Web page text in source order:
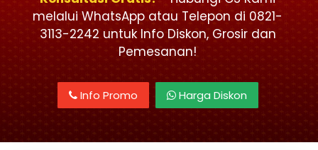
melalui WhatsApp atau Telepon di 0821-
3113-2242 untuk Info Diskon, Grosir dan
Pemesanan!
Info Promo Harga Diskon